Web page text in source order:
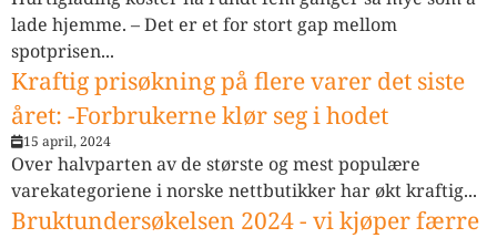
lade hjemme. – Det er et for stort gap mellom
spotprisen...
Kraftig prisøkning på flere varer det siste
året: -Forbrukerne klør seg i hodet
15 april, 2024
Over halvparten av de største og mest populære
varekategoriene i norske nettbutikker har økt kraftig...
Bruktundersøkelsen 2024 - vi kjøper færre